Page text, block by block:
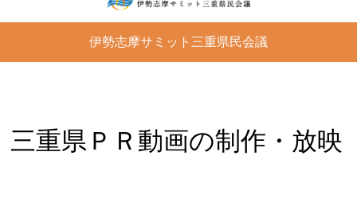
伊勢志摩サミット三重県民会議
三重県ＰＲ動画の制作・放映